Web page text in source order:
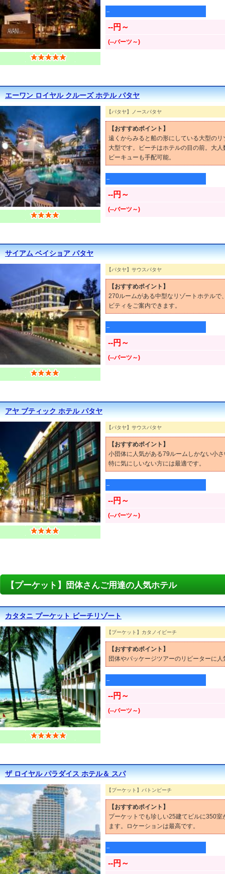
--
--円～
(--バーツ～)
エーワン ロイヤル クルーズ ホテル パタヤ
【パタヤ】ノースパタヤ
【おすすめポイント】
遠くからみると船の形にしている大型の
大型です。ビーチはホテルの目の前。大
ビーキューも手配可能。
--
--円～
(--バーツ～)
サイアム ベイショア パタヤ
【パタヤ】サウスパタヤ
【おすすめポイント】
270ルームがある中型なリゾートホテルで
ビティをご案内できます。
--
--円～
(--バーツ～)
アヤ ブティック ホテル パタヤ
【パタヤ】サウスパタヤ
【おすすめポイント】
小団体に人気がある79ルームしかない小
特に気にしいない方には最適です。
--
--円～
(--バーツ～)
【プーケット】団体さんご用達の人気ホテル
カタタニ プーケット ビーチリゾート
【プーケット】カタノイビーチ
【おすすめポイント】
団体やパッケージツアーのリピーターに
--
--円～
(--バーツ～)
ザ ロイヤル パラダイス ホテル＆ スパ
【プーケット】パトンビーチ
【おすすめポイント】
プーケットでも珍しい25建てビルに350
ます。ロケーションは最高です。
--
--円～